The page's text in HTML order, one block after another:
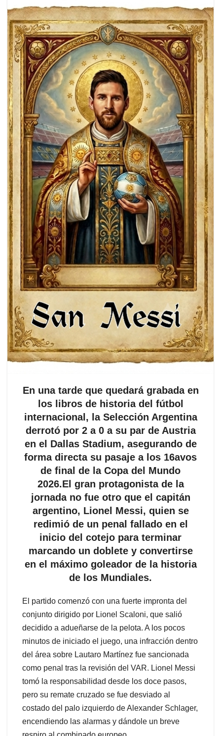
En una tarde que quedará grabada en
los libros de historia del fútbol
internacional, la Selección Argentina
derrotó por 2 a 0 a su par de Austria
en el Dallas Stadium, asegurando de
forma directa su pasaje a los 16avos
de final de la Copa del Mundo
2026.El gran protagonista de la
jornada no fue otro que el capitán
argentino, Lionel Messi, quien se
redimió de un penal fallado en el
inicio del cotejo para terminar
marcando un doblete y convertirse
en el máximo goleador de la historia
de los Mundiales.
El partido comenzó con una fuerte impronta del
conjunto dirigido por Lionel Scaloni, que salió
decidido a adueñarse de la pelota. A los pocos
minutos de iniciado el juego, una infracción dentro
del área sobre Lautaro Martínez fue sancionada
como penal tras la revisión del VAR. Lionel Messi
tomó la responsabilidad desde los doce pasos,
pero su remate cruzado se fue desviado al
costado del palo izquierdo de Alexander Schlager,
encendiendo las alarmas y dándole un breve